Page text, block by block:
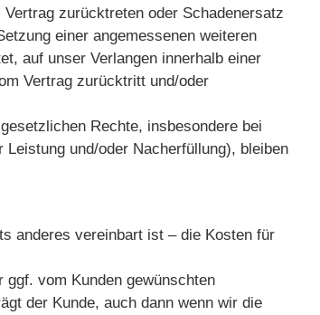
zurücktreten oder Schadenersatz
einer angemessenen weiteren
auf unser Verlangen innerhalb einer
Vertrag zurücktritt und/oder
Rechte, insbesondere bei
und/oder Nacherfüllung), bleiben
anderes vereinbart ist – die Kosten für
ggf. vom Kunden gewünschten
der Kunde, auch dann wenn wir die